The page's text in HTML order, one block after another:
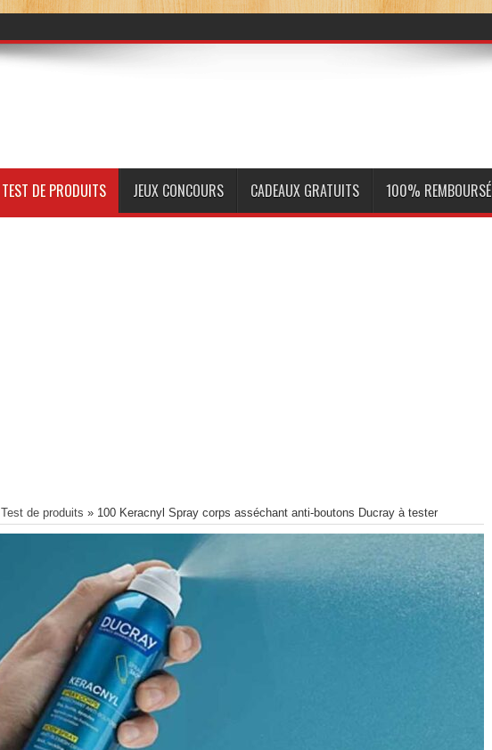
TEST DE PRODUITS JEUX CONCOURS CADEAUX GRATUITS 100% REMBOURSÉ
Test de produits » 100 Keracnyl Spray corps asséchant anti-boutons Ducray à tester